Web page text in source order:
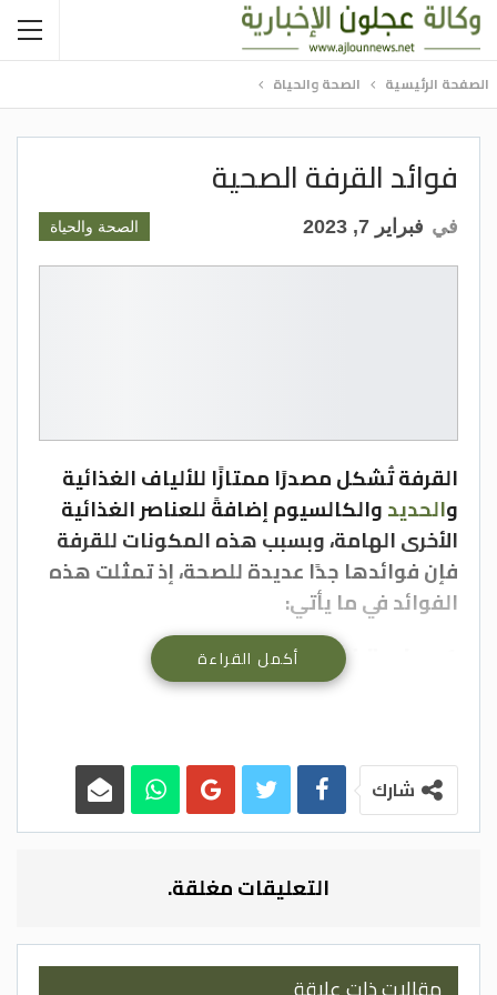
الصفحة الرئيسية الصحة والحياة
فوائد القرفة الصحية
الصحة والحياة في فبراير 7, 2023
القرفة تُشكل مصدرًا ممتازًا للألياف الغذائية
والحديدوالكالسيوم إضافةً للعناصر الغذائية
الأخرى الهامة، وبسبب هذه المكونات للقرفة
فإن فوائدها جدًا عديدة للصحة، إذ تمثلت هذه
الفوائد في ما يأتي:
لزج جدًا، لكن الزيوت الموجودة داخل القرفة
تمنع هذا التكتل غير المرغوب للكريات الحمراء،
الأمر الذي يساعد بدوره في الحماية من مشكلة
2. تقليل الالتهابات ومقاومة
الجراثيم
أكمل القراءة
شارك
التعليقات مغلقة.